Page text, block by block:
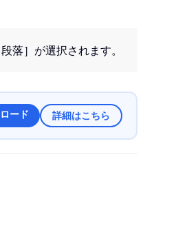
落］が選択されます。
ード 詳細はこちら